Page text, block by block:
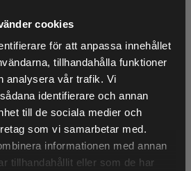
cookies
för att anpassa innehållet
tillhandahålla funktioner
analysera vår trafik. Vi
identifierare och annan
till de sociala medier och
som vi samarbetar med.
informationen med annan
tillhandahållit eller som de har
enkelt.
PRODUKTER